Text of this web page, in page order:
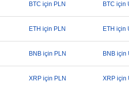
BTC için PLN BTC için
ETH için PLN ETH için
BNB için PLN BNB için
XRP için PLN XRP için